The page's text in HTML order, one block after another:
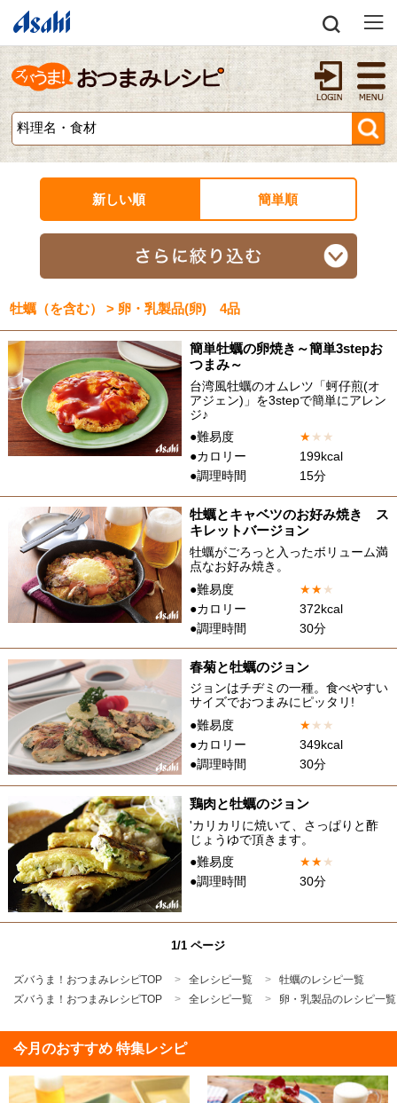
新しい順 簡単順
牡蠣（を含む） > 卵・乳製品(卵) 4品
簡単牡蠣の卵焼き～簡単3stepお
つまみ～
台湾風牡蠣のオムレツ「蚵仔煎(オ
アジェン)」を3stepで簡単にアレン
ジ♪
●難易度
★★ ★
●カロリー
199kcal
●調理時間
15分
牡蠣とキャベツのお好み焼き ス
キレットバージョン
牡蠣がごろっと入ったボリューム満
点なお好み焼き。
●難易度
★★★
●カロリー
372kcal
●調理時間
30分
春菊と牡蠣のジョン
ジョンはチヂミの一種。食べやすい
サイズでおつまみにピッタリ!
●難易度
★★ ★
●カロリー
349kcal
●調理時間
30分
鶏肉と牡蠣のジョン
'カリカリに焼いて、さっぱりと酢
じょうゆで頂きます。
●難易度
★★★
●調理時間
30分
1/1 ページ
ズバうま！おつまみレシピTOP 全レシピ一覧
牡蠣のレシピ一覧
ズバうま！おつまみレシピTOP
全レシピ一覧 卵・乳製品のレシピ一覧
今月のおすすめ 特集レシピ